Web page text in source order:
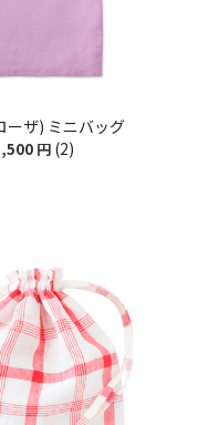
ーザ) ミニバッグ
円 (2)